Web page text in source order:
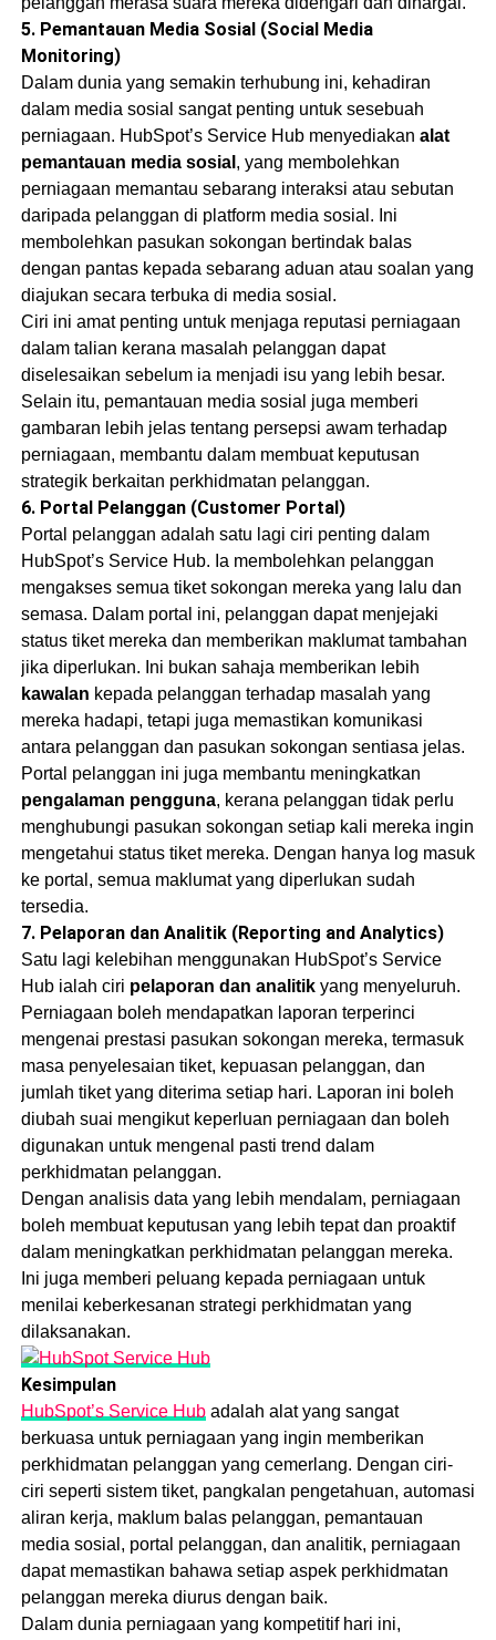
5. Pemantauan Media Sosial (Social Media
Monitoring)
Dalam dunia yang semakin terhubung ini, kehadiran
dalam media sosial sangat penting untuk sesebuah
perniagaan. HubSpot’s Service Hub menyediakan alat
pemantauan media sosial , yang membolehkan
perniagaan memantau sebarang interaksi atau sebutan
daripada pelanggan di platform media sosial. Ini
membolehkan pasukan sokongan bertindak balas
dengan pantas kepada sebarang aduan atau soalan yang
diajukan secara terbuka di media sosial.
Ciri ini amat penting untuk menjaga reputasi perniagaan
dalam talian kerana masalah pelanggan dapat
diselesaikan sebelum ia menjadi isu yang lebih besar.
Selain itu, pemantauan media sosial juga memberi
gambaran lebih jelas tentang persepsi awam terhadap
perniagaan, membantu dalam membuat keputusan
strategik berkaitan perkhidmatan pelanggan.
6. Portal Pelanggan (Customer Portal)
Portal pelanggan adalah satu lagi ciri penting dalam
HubSpot’s Service Hub. Ia membolehkan pelanggan
mengakses semua tiket sokongan mereka yang lalu dan
semasa. Dalam portal ini, pelanggan dapat menjejaki
status tiket mereka dan memberikan maklumat tambahan
jika diperlukan. Ini bukan sahaja memberikan lebih
kawalan kepada pelanggan terhadap masalah yang
mereka hadapi, tetapi juga memastikan komunikasi
antara pelanggan dan pasukan sokongan sentiasa jelas.
Portal pelanggan ini juga membantu meningkatkan
pengalaman pengguna, kerana pelanggan tidak perlu
menghubungi pasukan sokongan setiap kali mereka ingin
mengetahui status tiket mereka. Dengan hanya log masuk
ke portal, semua maklumat yang diperlukan sudah
tersedia.
7. Pelaporan dan Analitik (Reporting and Analytics)
Satu lagi kelebihan menggunakan HubSpot’s Service
Hub ialah ciri pelaporan dan analitikyang menyeluruh.
Perniagaan boleh mendapatkan laporan terperinci
mengenai prestasi pasukan sokongan mereka, termasuk
masa penyelesaian tiket, kepuasan pelanggan, dan
jumlah tiket yang diterima setiap hari. Laporan ini boleh
diubah suai mengikut keperluan perniagaan dan boleh
digunakan untuk mengenal pasti trend dalam
perkhidmatan pelanggan.
Dengan analisis data yang lebih mendalam, perniagaan
boleh membuat keputusan yang lebih tepat dan proaktif
dalam meningkatkan perkhidmatan pelanggan mereka.
Ini juga memberi peluang kepada perniagaan untuk
menilai keberkesanan strategi perkhidmatan yang
dilaksanakan.
Kesimpulan
HubSpot’s Service Hubadalah alat yang sangat
berkuasa untuk perniagaan yang ingin memberikan
perkhidmatan pelanggan yang cemerlang. Dengan ciri-
ciri seperti sistem tiket, pangkalan pengetahuan, automasi
aliran kerja, maklum balas pelanggan, pemantauan
media sosial, portal pelanggan, dan analitik, perniagaan
dapat memastikan bahawa setiap aspek perkhidmatan
pelanggan mereka diurus dengan baik.
Dalam dunia perniagaan yang kompetitif hari ini,